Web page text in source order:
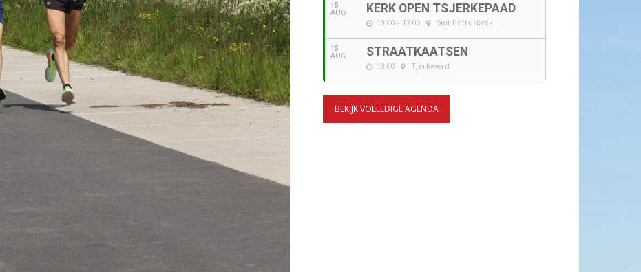
15
AUG KERK OPEN TSJERKEPAAD
13:00 - 17:00 Sint Petruskerk
15
AUG STRAATKAATSEN
13:00 Tjerkwerd
BEKIJK VOLLEDIGE AGENDA